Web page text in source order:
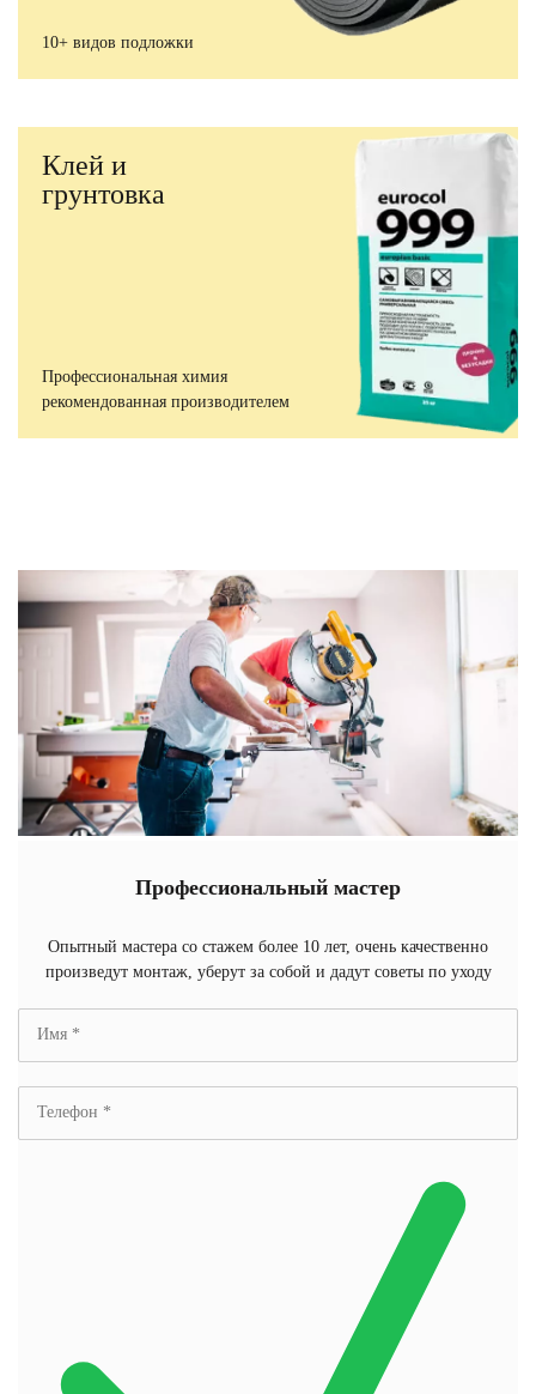
10+ видов подложки
Клей и
грунтовка
Профессиональная химия
рекомендованная производителем
Профессиональный мастер
Опытный мастера со стажем более 10 лет, очень качественно
произведут монтаж, уберут за собой и дадут советы по уходу